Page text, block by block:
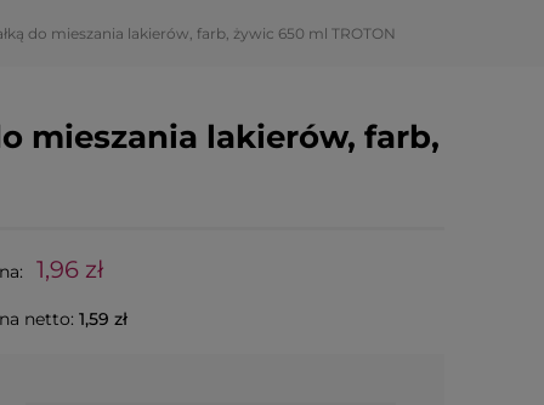
do mieszania lakierów, farb, żywic 650 ml TROTON
mieszania lakierów, farb,
1,96 zł
netto: 1,59 zł